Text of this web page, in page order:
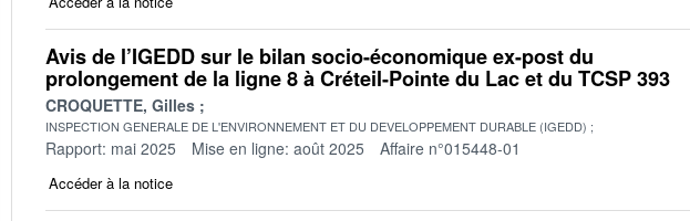
Avis de l’IGEDD sur le bilan socio-économique ex-post du
prolongement de la ligne 8 à Créteil-Pointe du Lac et du TCSP 393
CROQUETTE, Gilles
INSPECTION GENERALE DE L'ENVIRONNEMENT ET DU DEVELOPPEMENT DURABLE (IGEDD)
Rapport: mai 2025 Mise en ligne: août 2025 Affaire n°015448-01
Accéder à la notice